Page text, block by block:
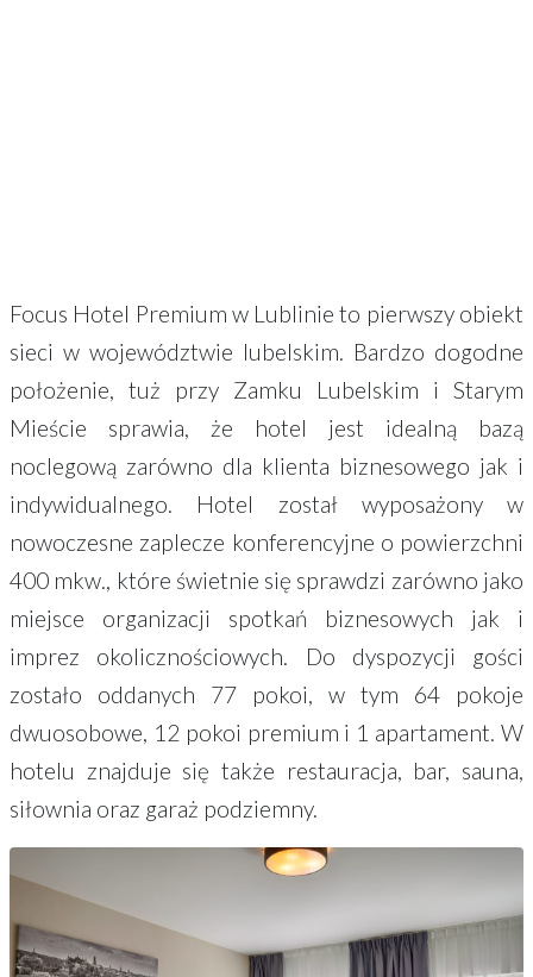
Focus Hotel Premium w Lublinie to pierwszy obiekt
sieci w województwie lubelskim. Bardzo dogodne
położenie, tuż przy Zamku Lubelskim i Starym
Mieście sprawia, że hotel jest idealną bazą
noclegową zarówno dla klienta biznesowego jak i
indywidualnego. Hotel został wyposażony w
nowoczesne zaplecze konferencyjne o powierzchni
400 mkw., które świetnie się sprawdzi zarówno jako
miejsce organizacji spotkań biznesowych jak i
imprez okolicznościowych. Do dyspozycji gości
zostało oddanych 77 pokoi, w tym 64 pokoje
dwuosobowe, 12 pokoi premium i 1 apartament. W
hotelu znajduje się także restauracja, bar, sauna,
siłownia oraz garaż podziemny.